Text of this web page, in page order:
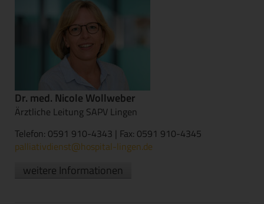
Dr. med. Nicole Wollweber
Ärztliche Leitung SAPV Lingen
Telefon: 0591 910-4343 | Fax: 0591 910-4345
palliativdienst@hospital-lingen.de
weitere Informationen